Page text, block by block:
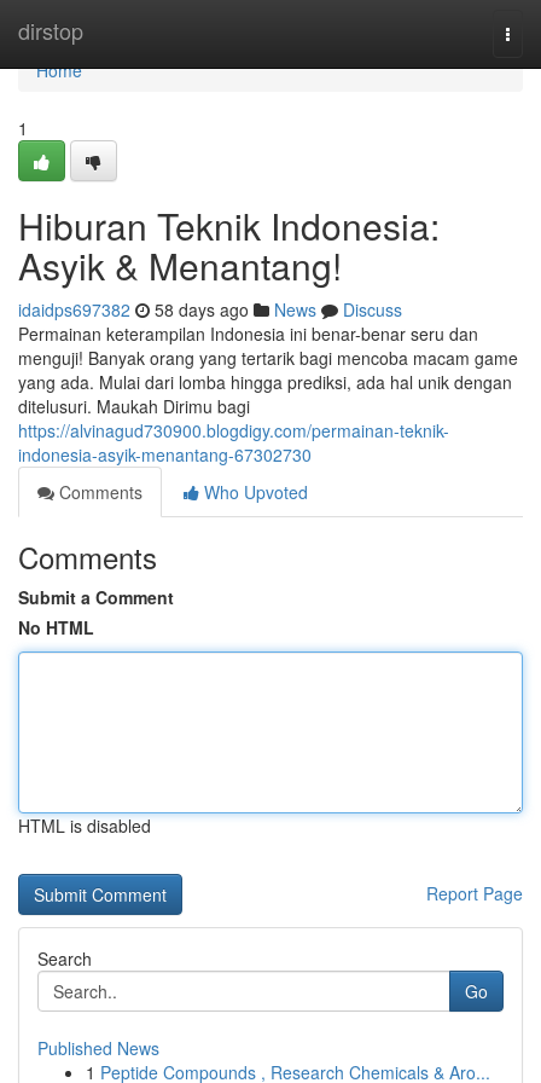
dirstop
Home
Home
1
Hiburan Teknik Indonesia:
Asyik & Menantang!
idaidps697382 58 days ago News
Discuss
Permainan keterampilan Indonesia ini benar-benar seru dan
menguji! Banyak orang yang tertarik bagi mencoba macam game
yang ada. Mulai dari lomba hingga prediksi, ada hal unik dengan
ditelusuri. Maukah Dirimu bagi
https://alvinagud730900.blogdigy.com/permainan-teknik-
indonesia-asyik-menantang-67302730
Comments
Who Upvoted
Comments
Submit a Comment
No HTML
HTML is disabled
Report Page
Search
Go
Published News
1 Peptide Compounds , Research Chemicals & Aro...